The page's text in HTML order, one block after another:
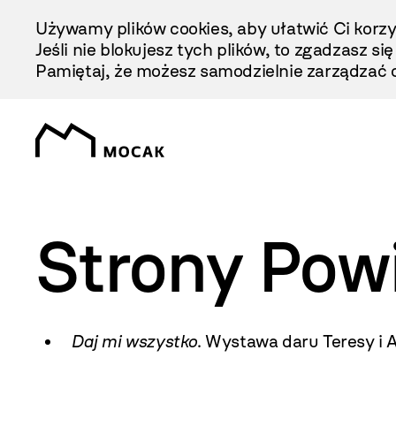
Treści
Używamy plików cookies, aby ułatwić Ci
Jeśli nie blokujesz tych plików, to zgadzasz
Pamiętaj, że możesz samodzielnie
Strony
Daj mi wszystko. Wystawa daru Teresy i